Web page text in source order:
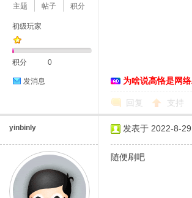
主题
帖子
积分
初级玩家
积分 0
发消息 为啥说高恪是网
回复 支持
yinbinly 发表于 2022-8-
随便刷吧